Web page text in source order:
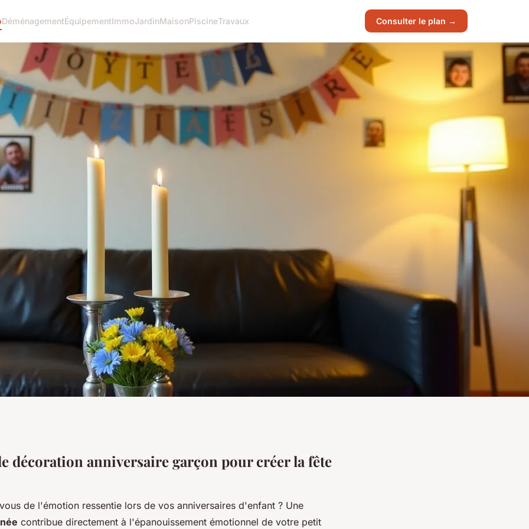
DéménagementÉquipementImmoJardinMaisonPiscineTravaux Consulter le plan →
anniversaire
inoubliable
décoration anniversaire garçon pour créer la fête
de l'émotion ressentie lors de vos anniversaires d'enfant ? Une
contribue directement à l'épanouissement émotionnel de votre petit